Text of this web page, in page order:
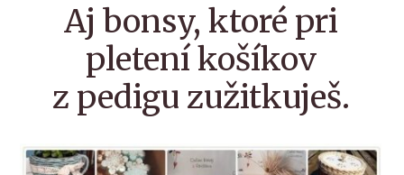
Aj bonsy, ktoré pri
pletení košíkov
z pedigu zužitkuješ.